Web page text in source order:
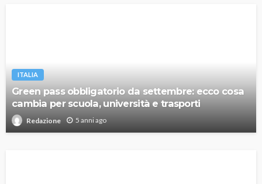
ITALIA
Green pass obbligatorio da settembre: ecco cosa
cambia per scuola, università e trasporti
Redazione 5 anni ago